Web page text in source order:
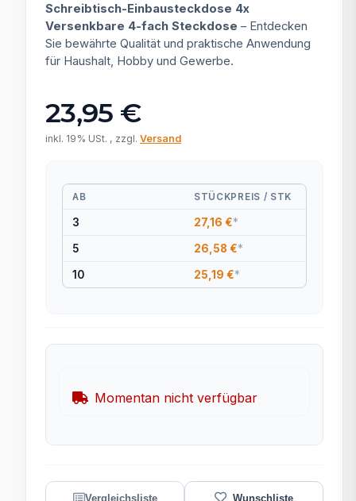
Schreibtisch-Einbausteckdose 4x
Versenkbare 4-fach Steckdose – Entdecken
Sie bewährte Qualität und praktische Anwendung
für Haushalt, Hobby und Gewerbe.
23,95 €
inkl. 19% USt. , zzgl. Versand
AB STÜCKPREIS / STK
3 27,16 €*
5 26,58 €*
10 25,19 €*
Momentan nicht verfügbar